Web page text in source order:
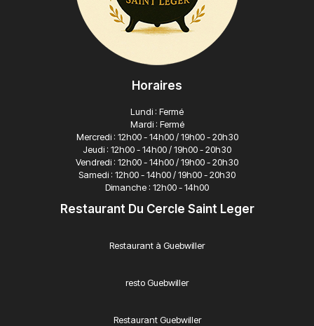
Horaires
Lundi : Fermé
Mardi : Fermé
Mercredi : 12h00 - 14h00 / 19h00 - 20h30
Jeudi : 12h00 - 14h00 / 19h00 - 20h30
Vendredi : 12h00 - 14h00 / 19h00 - 20h30
Samedi : 12h00 - 14h00 / 19h00 - 20h30
Dimanche : 12h00 - 14h00
Restaurant Du Cercle Saint Leger
Restaurant à Guebwiller
resto Guebwiller
Restaurant Guebwiller